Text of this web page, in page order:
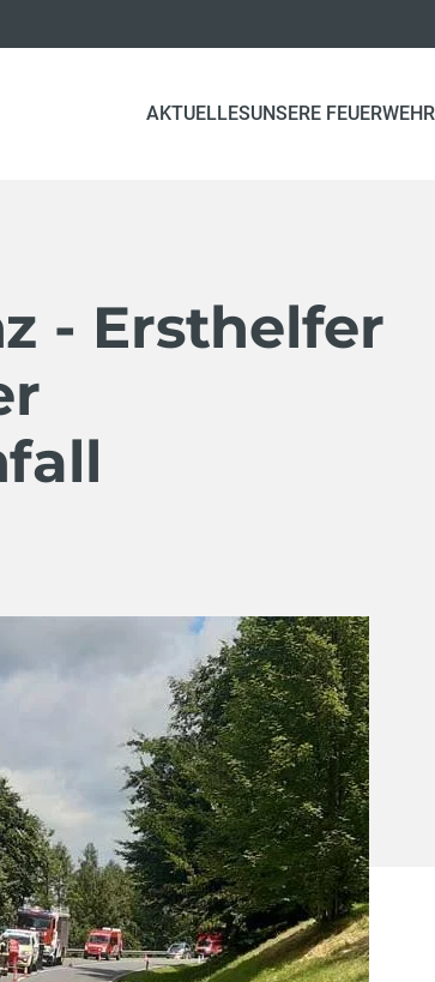
AKTUELLESUNSERE FEUERWEHR
- Ersthelfer